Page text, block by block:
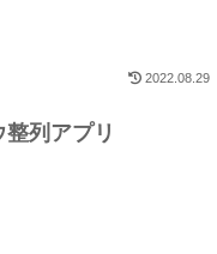
2022.08.29
整列アプリ